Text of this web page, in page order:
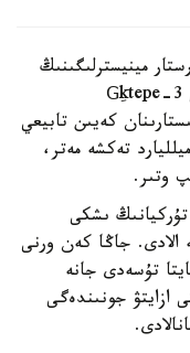
مينيسترلىگىنىڭ
مالىمەتىنشە، ساكاريا گاز كەن ورنىنداعى Gِktepe-3
جۇمىستارىنان كەيىن تابيعي
گاز قورى تابىلدى. جالپى كولەمى - 75 ميلليارد تەكشە مەتر،
تۇركيانىڭ ىشكى
ەتە الادى. جاڭا كەن ورنى
تۇسەدى جانە
ازايتۋ جونىندەگى